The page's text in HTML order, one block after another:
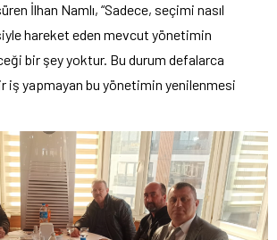
İlhan Namlı, “Sadece, seçimi nasıl
hareket eden mevcut yönetimin
bir şey yoktur. Bu durum defalarca
iş yapmayan bu yönetimin yenilenmesi